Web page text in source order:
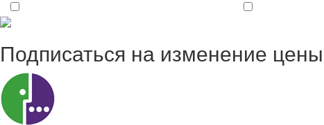
Подписаться на изменение